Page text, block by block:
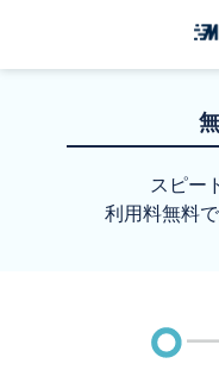
スピー
利用料無料